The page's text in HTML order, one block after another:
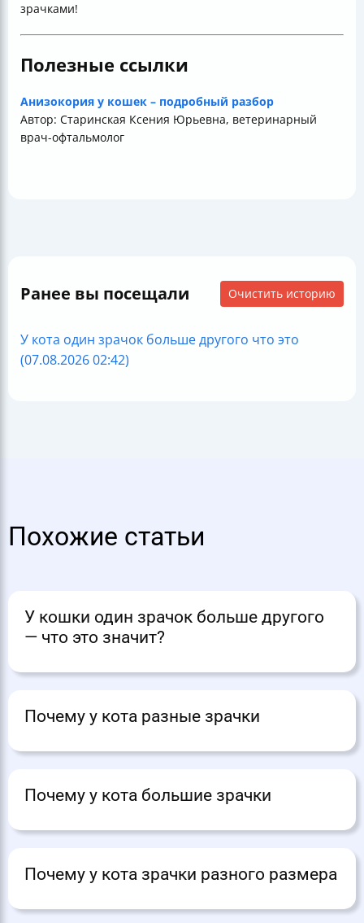
зрачками!
Полезные ссылки
Анизокория у кошек – подробный разбор
Автор: Старинская Ксения Юрьевна, ветеринарный
врач-офтальмолог
Ранее вы посещали Очистить историю
У кота один зрачок больше другого что это
(07.08.2026 02:42)
Похожие статьи
У кошки один зрачок больше другого
— что это значит?
Почему у кота разные зрачки
Почему у кота большие зрачки
Почему у кота зрачки разного размера